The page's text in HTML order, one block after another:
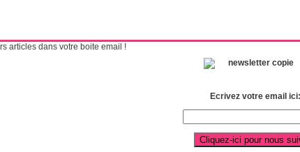
articles dans votre boite email !
Ecrivez votre email ici: